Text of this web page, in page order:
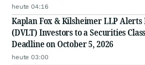
heute 04:16
Kaplan Fox & Kilsheimer LLP
(DVLT) Investors to a Securities
Deadline on October 5, 2026
heute 03:00